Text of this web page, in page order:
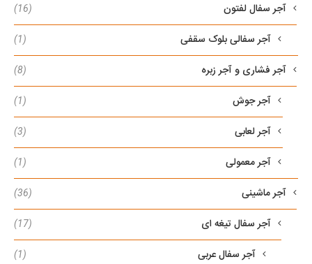
آجر سفال لفتون (16)
آجر سفالی بلوک سقفی (1)
آجر فشاری و آجر زبره (8)
آجر جوش (1)
آجر لعابی (3)
آجر معمولی (1)
آجر ماشینی (36)
آجر سفال تیغه ای (17)
آجر سفال عربی (1)